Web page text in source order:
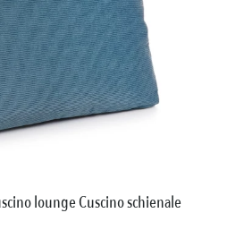
lounge Cuscino schienale